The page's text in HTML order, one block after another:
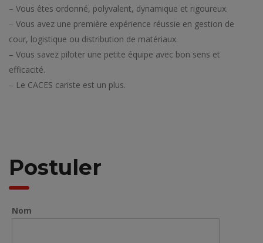
– Vous êtes ordonné, polyvalent, dynamique et rigoureux.
– Vous avez une première expérience réussie en gestion de
cour, logistique ou distribution de matériaux.
– Vous savez piloter une petite équipe avec bon sens et
efficacité.
– Le CACES cariste est un plus.
Postuler
Nom